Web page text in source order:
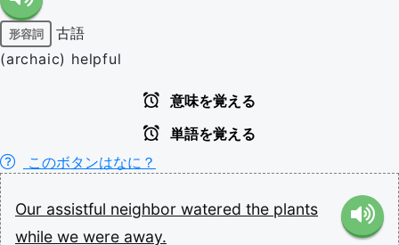
形容詞
古語
(archaic) helpful
意味を覚える
単語を覚える
このボタンはなに？
Our assistful neighbor watered the plants
while we were away.